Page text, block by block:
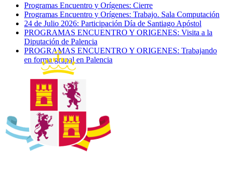
Programas Encuentro y Orígenes: Cierre
Programas Encuentro y Orígenes: Trabajo. Sala Computación
24 de Julio 2026: Participación Día de Santiago Apóstol
PROGRAMAS ENCUENTRO Y ORIGENES: Visita a la
Diputación de Palencia
PROGRAMAS ENCUENTRO Y ORIGENES: Trabajando
en forma grupal en Palencia